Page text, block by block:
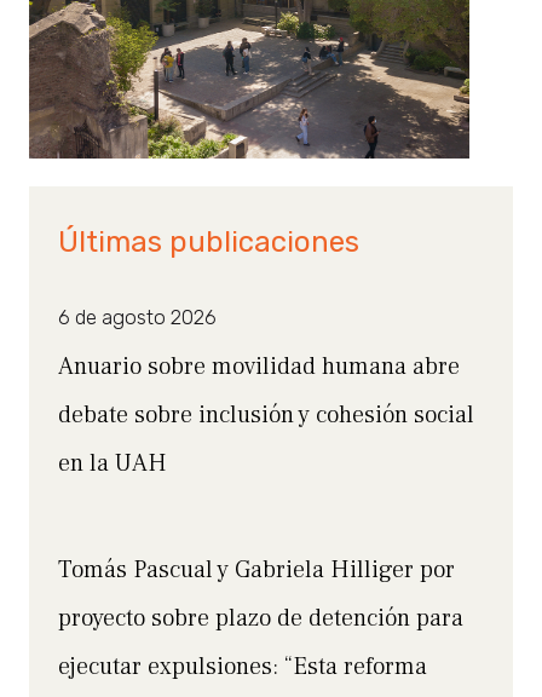
Últimas publicaciones
6 de agosto 2026
Anuario sobre movilidad humana abre
debate sobre inclusión y cohesión social
en la UAH
Tomás Pascual y Gabriela Hilliger por
proyecto sobre plazo de detención para
ejecutar expulsiones: “Esta reforma